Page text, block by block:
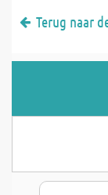
Terug naar